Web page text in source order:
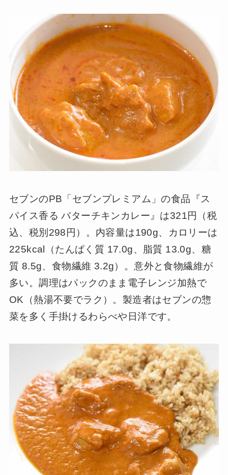
セブンのPB「セブンプレミアム」の食品『ス
パイス香る バターチキンカレー』は321円（税
込、税別298円）。内容量は190g、カロリーは
225kcal（たんぱく質 17.0g、脂質 13.0g、糖
質 8.5g、食物繊維 3.2g）。意外と食物繊維が
多い。調理はパックのまま電子レンジ加熱で
OK（熱湯不要でラク）。製造者はセブンの惣
菜を多く手掛けるわらべや日洋です。